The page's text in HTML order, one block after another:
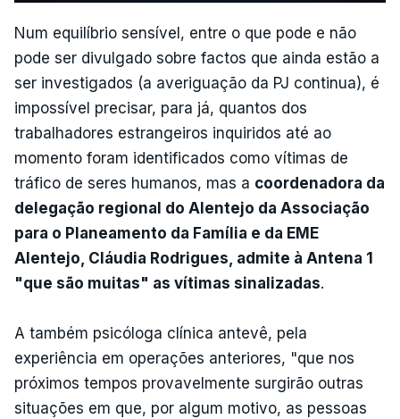
Num equilíbrio sensível, entre o que pode e não
pode ser divulgado sobre factos que ainda estão a
ser investigados (a averiguação da PJ continua), é
impossível precisar, para já, quantos dos
trabalhadores estrangeiros inquiridos até ao
momento foram identificados como vítimas de
tráfico de seres humanos, mas a coordenadora da
delegação regional do Alentejo da Associação
para o Planeamento da Família e da EME
Alentejo, Cláudia Rodrigues, admite à Antena 1
"que são muitas" as vítimas sinalizadas.
A também psicóloga clínica antevê, pela
experiência em operações anteriores, "que nos
próximos tempos provavelmente surgirão outras
situações em que, por algum motivo, as pessoas